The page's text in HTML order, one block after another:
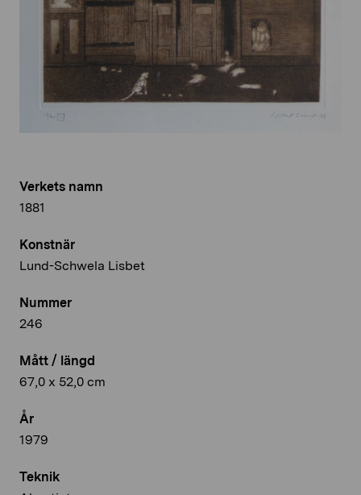
Verkets namn
1881
Konstnär
Lund-Schwela Lisbet
Nummer
246
Mått / längd
67,0 x 52,0 cm
År
1979
Teknik